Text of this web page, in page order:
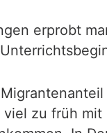
erprobt
zu früh